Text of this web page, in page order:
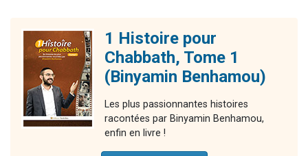
1 Histoire pour
Chabbath, Tome 1
(Binyamin Benhamou)
Les plus passionnantes histoires
racontées par Binyamin Benhamou,
enfin en livre !